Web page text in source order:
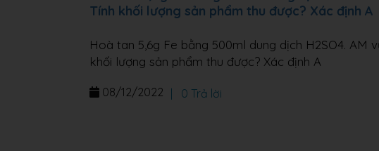
Tính khối lượng sản phẩm thu được? Xác định A
Hoà tan 5,6g Fe bằng 500ml dung dịch H2SO4. AM
khối lượng sản phẩm thu được? Xác định A
08/12/2022 0 Trả lời